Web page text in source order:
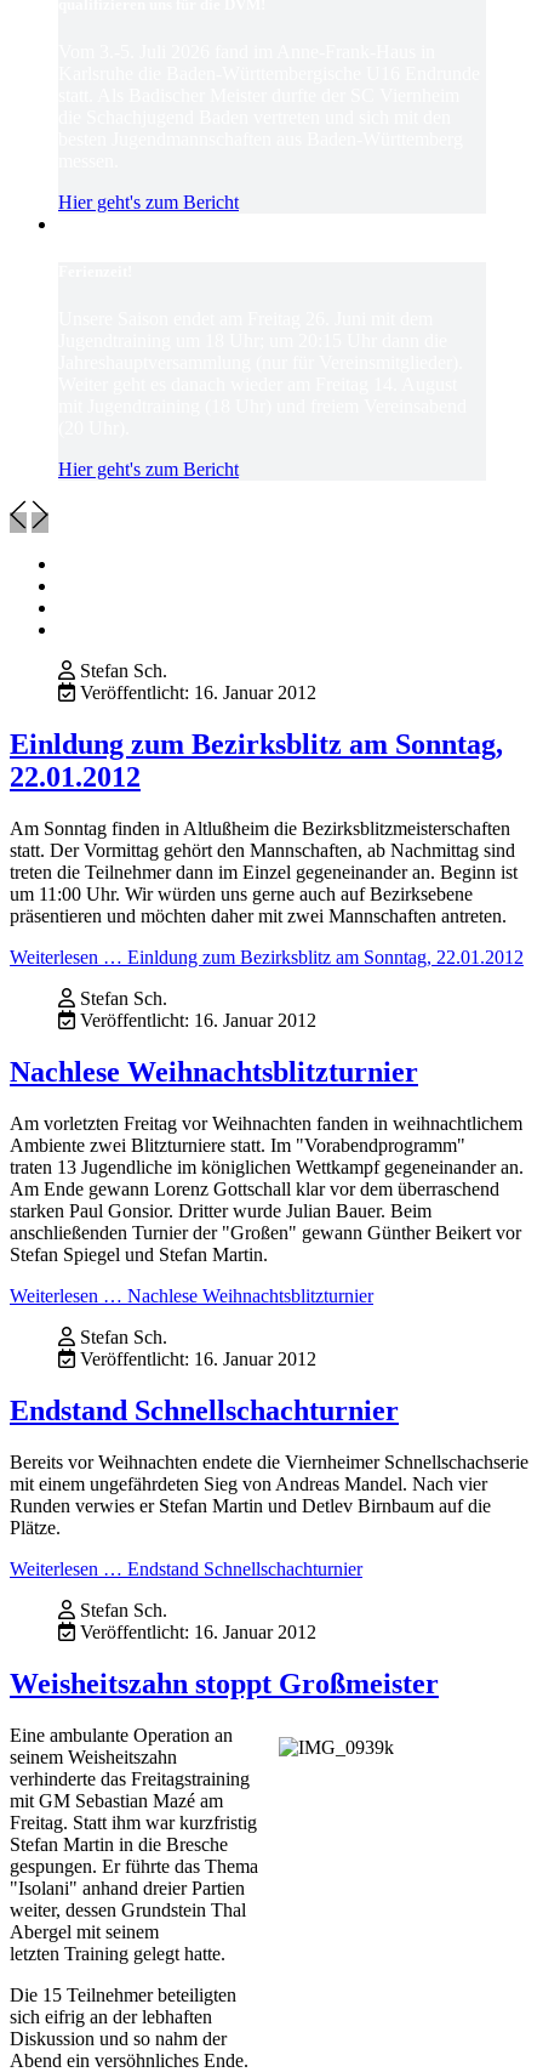
Hier geht's zum Bericht
Hier geht's zum Bericht
Stefan Sch.
Veröffentlicht: 16. Januar 2012
Einldung zum Bezirksblitz am Sonntag,
22.01.2012
Am Sonntag finden in Altlußheim die Bezirksblitzmeisterschaften
statt. Der Vormittag gehört den Mannschaften, ab Nachmittag sind
treten die Teilnehmer dann im Einzel gegeneinander an. Beginn ist
um 11:00 Uhr. Wir würden uns gerne auch auf Bezirksebene
präsentieren und möchten daher mit zwei Mannschaften antreten.
Weiterlesen … Einldung zum Bezirksblitz am Sonntag, 22.01.2012
Stefan Sch.
Veröffentlicht: 16. Januar 2012
Nachlese Weihnachtsblitzturnier
Am vorletzten Freitag vor Weihnachten fanden in weihnachtlichem
Ambiente zwei Blitzturniere statt. Im "Vorabendprogramm"
traten 13 Jugendliche im königlichen Wettkampf gegeneinander an.
Am Ende gewann Lorenz Gottschall klar vor dem überraschend
starken Paul Gonsior. Dritter wurde Julian Bauer. Beim
anschließenden Turnier der "Großen" gewann Günther Beikert vor
Stefan Spiegel und Stefan Martin.
Weiterlesen … Nachlese Weihnachtsblitzturnier
Stefan Sch.
Veröffentlicht: 16. Januar 2012
Endstand Schnellschachturnier
Bereits vor Weihnachten endete die Viernheimer Schnellschachserie
mit einem ungefährdeten Sieg von Andreas Mandel. Nach vier
Runden verwies er Stefan Martin und Detlev Birnbaum auf die
Plätze.
Weiterlesen … Endstand Schnellschachturnier
Stefan Sch.
Veröffentlicht: 16. Januar 2012
Weisheitszahn stoppt Großmeister
Eine ambulante Operation an
seinem Weisheitszahn
verhinderte das Freitagstraining
mit GM Sebastian Mazé am
Freitag. Statt ihm war kurzfristig
Stefan Martin in die Bresche
gespungen. Er führte das Thema
"Isolani" anhand dreier Partien
weiter, dessen Grundstein Thal
Abergel mit seinem
letzten Training gelegt hatte.
Die 15 Teilnehmer beteiligten
sich eifrig an der lebhaften
Diskussion und so nahm der
Abend ein versöhnliches Ende.